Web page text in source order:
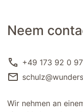
Neem
call +49 173 92 0 97
mail
Wir nehmen an